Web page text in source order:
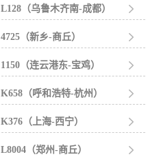
L128（乌鲁木齐南-成都） 
4725（新乡-商丘） 
1150（连云港东-宝鸡） 
K658（呼和浩特-杭州） 
K376（上海-西宁） 
L8004（郑州-商丘） 